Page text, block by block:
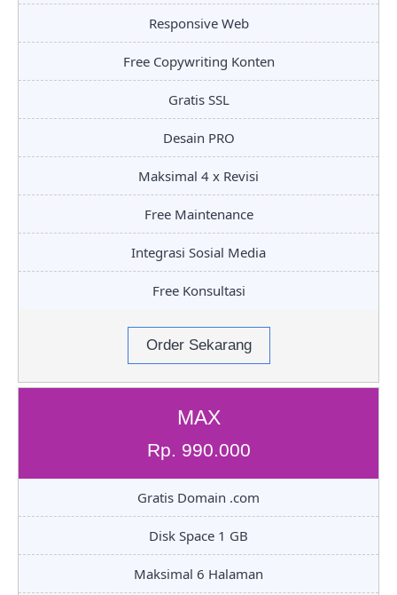
Responsive Web
Free Copywriting Konten
Gratis SSL
Desain PRO
Maksimal 4 x Revisi
Free Maintenance
Integrasi Sosial Media
Free Konsultasi
Order Sekarang
MAX
Rp. 990.000
Gratis Domain .com
Disk Space 1 GB
Maksimal 6 Halaman